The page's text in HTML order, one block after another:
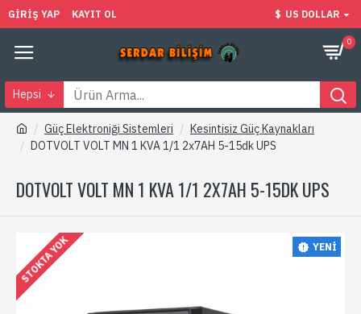
GIRIŞ YAP KAYIT OL $ US DOLLAR
0
Hepsi
Güç Elektroniği Sistemleri
Kesintisiz Güç Kaynakları
DOTVOLT VOLT MN 1 KVA 1/1 2x7AH 5-15dk UPS
DOTVOLT VOLT MN 1 KVA 1/1 2X7AH 5-15DK UPS
YENI
STOKTA YOK